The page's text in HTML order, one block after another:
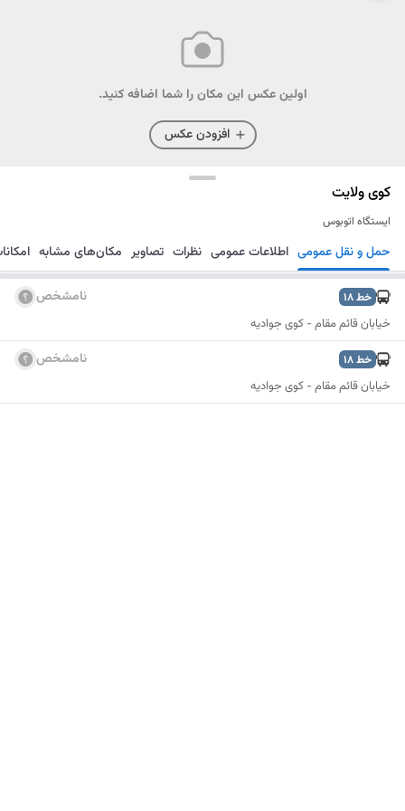
اولین عکس این مکان را شما اضافه کنید.
افزودن عکس
کوی ولایت
ایستگاه اتوبوس
مسیریابی ذخیره ارسال حمل و نقل عمومی اطلاعات عمومی نظرات تصاویر مکان‌های مشابه
خط18 نامشخص
خیابان قائم مقام - کوی جوادیه
خط18 نامشخص
خیابان قائم مقام - کوی جوادیه